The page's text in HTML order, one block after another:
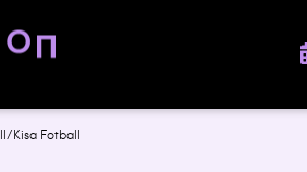
Kisa Fotball